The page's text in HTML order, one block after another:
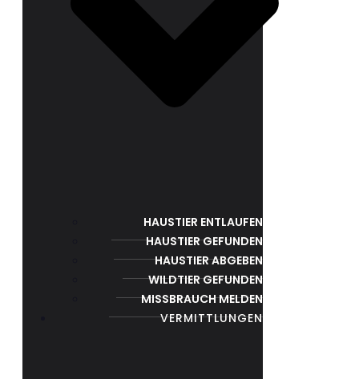
HAUSTIER ENTLAUFEN
HAUSTIER GEFUNDEN
HAUSTIER ABGEBEN
WILDTIER GEFUNDEN
MISSBRAUCH MELDEN
VERMITTLUNGEN